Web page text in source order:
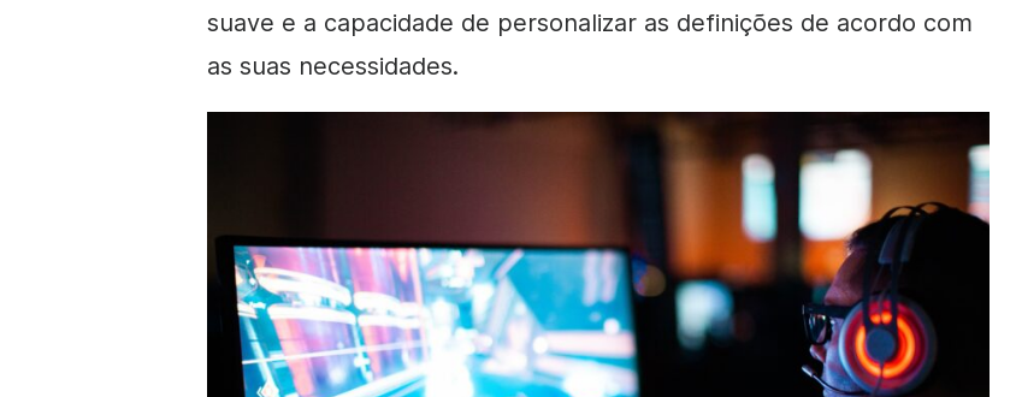
suave e a capacidade de personalizar as definições de acordo com
as suas necessidades.